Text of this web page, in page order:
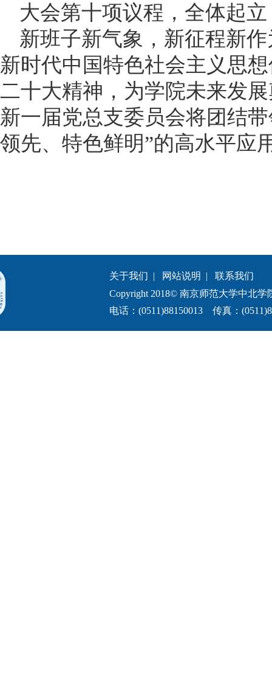
大会第十项议程，全体起
新班子新气象，新征程新
新时代中国特色社会主义思
二十大精神，为学院未来发
新一届党总支委员会将团结
领先、特色鲜明”的高水平应
关于我们 | 网站说明 | 联系我们
Copyright 2018© 南京师范大学中北学
电话：(0511)88150013 传真：